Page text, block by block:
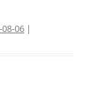
06 |